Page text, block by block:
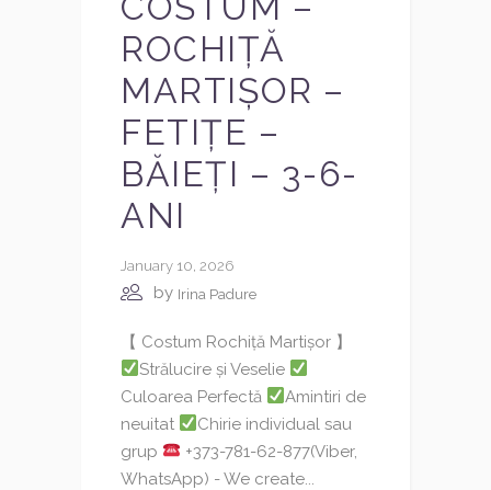
ROCHIȚĂ
MARTIȘOR –
FETIȚE –
BĂIEȚI – 3-6-
ANI
January 10, 2026
by Irina Padure
【 Costum Rochiță Martișor 】
Strălucire și Veselie
Culoarea Perfectă
Amintiri de
neuitat
Chirie individual sau
grup
+373-781-62-877(Viber,
WhatsApp) - We create...